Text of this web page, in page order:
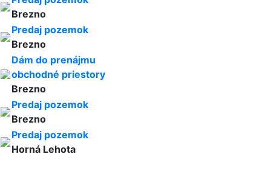
Brezno
Predaj pozemok
Brezno
Dám do prenájmu
obchodné priestory
Brezno
Predaj pozemok
Brezno
Predaj pozemok
Horná Lehota